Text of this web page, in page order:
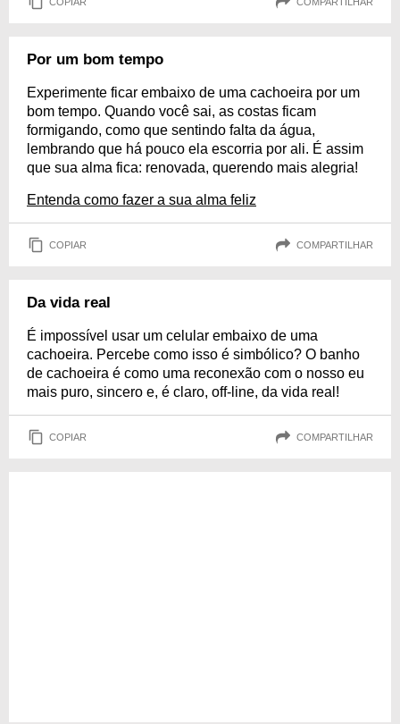
Por um bom tempo
Experimente ficar embaixo de uma cachoeira por um
bom tempo. Quando você sai, as costas ficam
formigando, como que sentindo falta da água,
lembrando que há pouco ela escorria por ali. É assim
que sua alma fica: renovada, querendo mais alegria!
Entenda como fazer a sua alma feliz
COPIAR COMPARTILHAR
Da vida real
É impossível usar um celular embaixo de uma
cachoeira. Percebe como isso é simbólico? O banho
de cachoeira é como uma reconexão com o nosso eu
mais puro, sincero e, é claro, off-line, da vida real!
COPIAR COMPARTILHAR